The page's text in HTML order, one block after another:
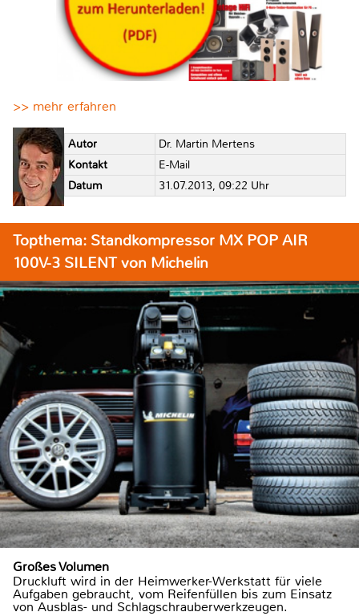
>> mehr erfahren
Autor
Dr. Martin Mertens
Kontakt
E-Mail
Datum
31.07.2013, 09:22 Uhr
Topthema: Standkompressor MX POP AIR
100V-3 SILENT von Michelin
Großes Volumen
Druckluft wird in der Heimwerker-Werkstatt für viele
Aufgaben gebraucht, vom Reifenfüllen bis zum Einsatz
von Ausblas- und Schlagschrauberwerkzeugen.